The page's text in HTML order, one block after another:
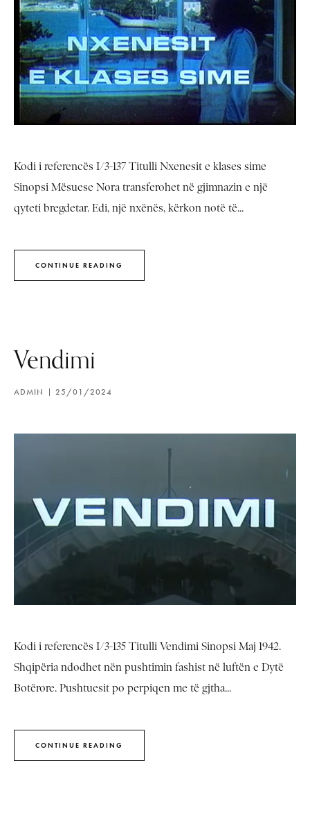
Kodi i referencës I/3-137 Titulli Nxenesit e klases sime
Sinopsi Mësuese Nora transferohet në gjimnazin e një
qyteti bregdetar. Edi, një nxënës, kërkon notë të...
CONTINUE READING
Vendimi
ADMIN 25/01/2024
Kodi i referencës I/3-135 Titulli Vendimi Sinopsi Maj 1942.
Shqipëria ndodhet nën pushtimin fashist në luftën e Dytë
Botërore. Pushtuesit po perpiqen me të gjtha...
CONTINUE READING